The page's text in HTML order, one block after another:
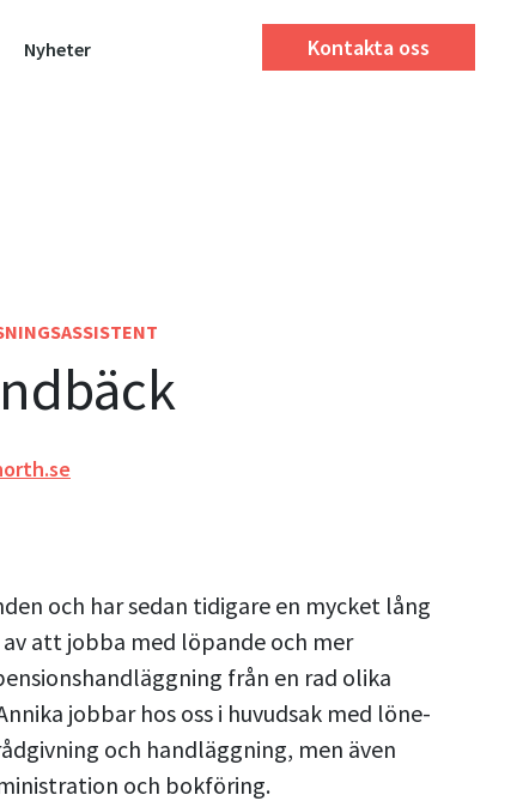
Nyheter Kontakta oss
och har sedan tidigare en mycket lång
att jobba med löpande och mer
från en rad olika
jobbar hos oss i huvudsak med löne-
och handläggning, men även
och bokföring.